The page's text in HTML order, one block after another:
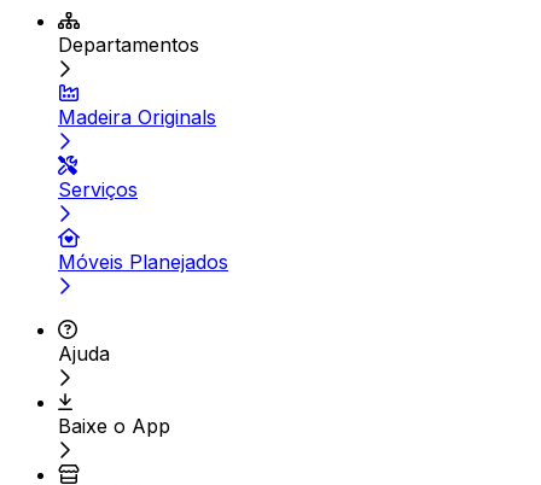
Departamentos
Madeira Originals
Serviços
Móveis Planejados
Ajuda
Baixe o App